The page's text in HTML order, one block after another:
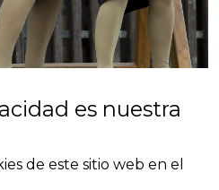
es nuestra
de este sitio web en el